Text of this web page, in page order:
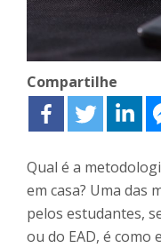
Compartilhe
Qual é a
em casa? Uma das
pelos estudantes,
ou do EAD, é como